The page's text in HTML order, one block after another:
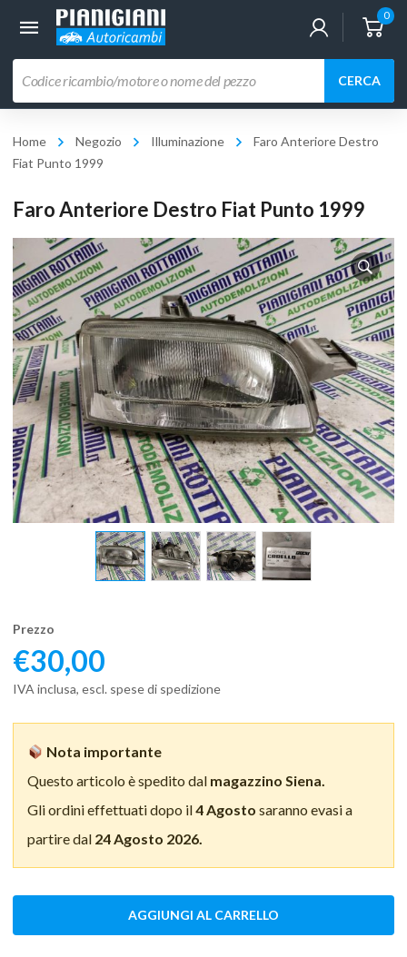
0
prodotti
CERCA
Home Negozio Illuminazione
Faro Anteriore Destro
Fiat Punto 1999
Faro Anteriore Destro Fiat Punto 1999
Prezzo
€30,00
IVA inclusa, escl. spese di spedizione
Nota importante
Questo articolo è spedito dal magazzino Siena.
Gli ordini effettuati dopo il4 Agosto saranno evasi a
partire dal 24 Agosto 2026.
AGGIUNGI AL CARRELLO